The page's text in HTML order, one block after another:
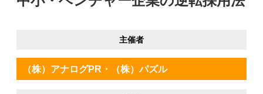
主催者
（株）アナログPR・（株）パズル